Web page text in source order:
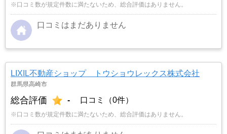
※口コミ数が規定件数に満たないため、総合評価はありません。
口コミはまだありません
LIXIL不動産ショップ トウショウレックス株式会社
群馬県高崎市
総合評価 - 口コミ（0件）
※口コミ数が規定件数に満たないため、総合評価はありません。